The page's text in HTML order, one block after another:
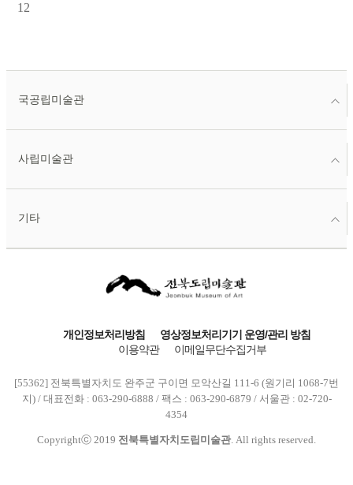
1 2
국공립미술관
사립미술관
기타
개인정보처리방침
영상정보처리기기 운영/관리 방침
이용약관
이메일무단수집거부
[55362] 전북특별자치도 완주군 구이면 모악산길 111-6 (원기리 1068-7번
지) / 대표전화 : 063-290-6888 / 팩스 : 063-290-6879 / 서울관 : 02-720-
4354
Copyrightⓒ 2019 전북특별자치도립미술관. All rights reserved.